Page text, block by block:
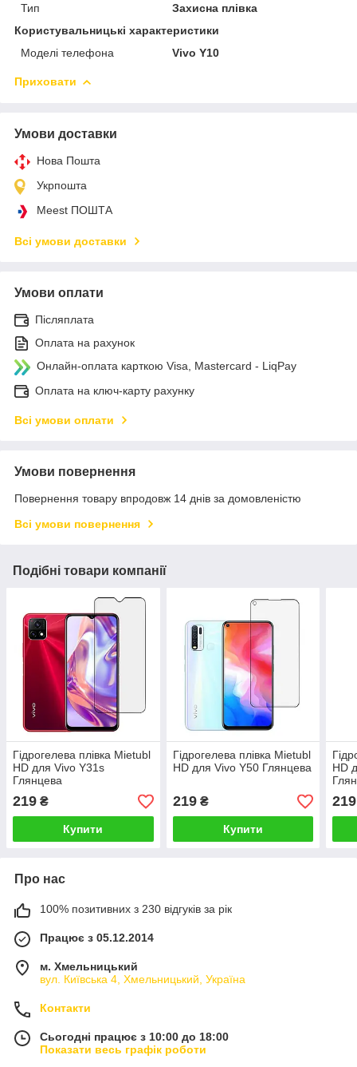
Тип
Захисна плівка
Користувальницькі характеристики
Моделі телефона
Vivo Y10
Приховати
Умови доставки
Нова Пошта
Укрпошта
Meest ПОШТА
Всі умови доставки
Умови оплати
Післяплата
Оплата на рахунок
Онлайн-оплата карткою Visa, Mastercard - LiqPay
Оплата на ключ-карту рахунку
Всі умови оплати
Умови повернення
Повернення товару впродовж 14 днів за домовленістю
Всі умови повернення
Подібні товари компанії
Гідрогелева плівка Mietubl
HD для Vivo Y31s
Глянцева
219 ₴
Купити
Гідрогелева плівка Mietubl
HD для Vivo Y50 Глянцева
219₴
Купити
HD
219
Про нас
100% позитивних з 230 відгуків за рік
Працює з 05.12.2014
м. Хмельницький
вул. Київська 4, Хмельницький, Україна
Контакти
Сьогодні працює з 10:00 до 18:00
Показати весь графік роботи